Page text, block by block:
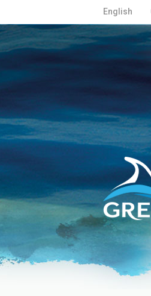
English